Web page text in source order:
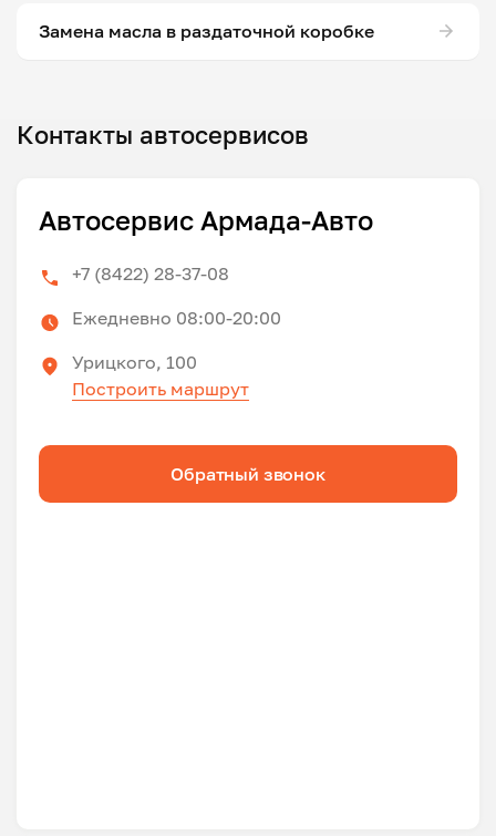
Замена масла в раздаточной коробке
Контакты автосервисов
Автосервис Армада-Авто
+7 (8422) 28-37-08
Ежедневно 08:00-20:00
Урицкого, 100
Построить маршрут
Обратный звонок